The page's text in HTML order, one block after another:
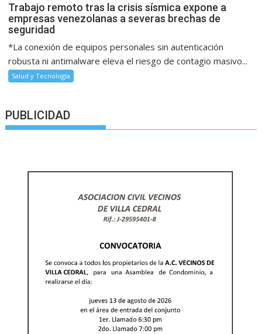
Trabajo remoto tras la crisis sísmica expone a
empresas venezolanas a severas brechas de
seguridad
*La conexión de equipos personales sin autenticación
robusta ni antimalware eleva el riesgo de contagio masivo...
Salud y Tecnología
PUBLICIDAD